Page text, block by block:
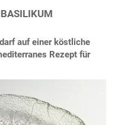
auf einer köstliche
Rezept für